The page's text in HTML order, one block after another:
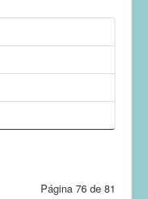
Página 76 de 81